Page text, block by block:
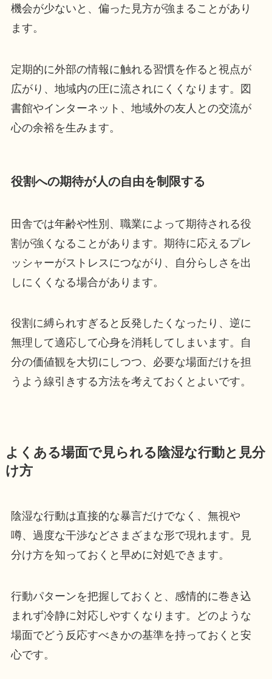
機会が少ないと、偏った見方が強まることがあり
ます。
定期的に外部の情報に触れる習慣を作ると視点が
広がり、地域内の圧に流されにくくなります。図
書館やインターネット、地域外の友人との交流が
心の余裕を生みます。
役割への期待が人の自由を制限する
田舎では年齢や性別、職業によって期待される役
割が強くなることがあります。期待に応えるプレ
ッシャーがストレスにつながり、自分らしさを出
しにくくなる場合があります。
役割に縛られすぎると反発したくなったり、逆に
無理して適応して心身を消耗してしまいます。自
分の価値観を大切にしつつ、必要な場面だけを担
うよう線引きする方法を考えておくとよいです。
よくある場面で見られる陰湿な行動と見分
け方
陰湿な行動は直接的な暴言だけでなく、無視や
噂、過度な干渉などさまざまな形で現れます。見
分け方を知っておくと早めに対処できます。
行動パターンを把握しておくと、感情的に巻き込
まれず冷静に対応しやすくなります。どのような
場面でどう反応すべきかの基準を持っておくと安
心です。